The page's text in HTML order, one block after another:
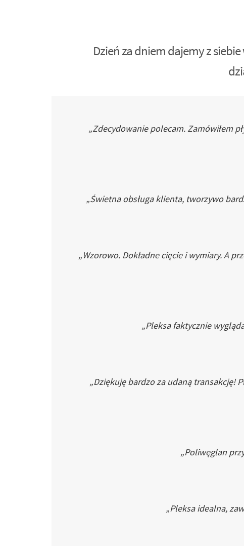
Dzień za dniem dajemy z
„Zdecydowanie polecam. Zamówiłem
„Świetna obsługa klienta, tworzywo
„Wzorowo. Dokładne cięcie i wymiary. A
„Pleksa faktycznie
„Dziękuję bardzo za udaną transakcję!
„Poliwęglan
„Pleksa idealna,